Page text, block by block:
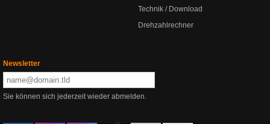
Technik / Download
Drehzahlrechner
Newsletter
Sie können sich jederzeit wieder abmelden.